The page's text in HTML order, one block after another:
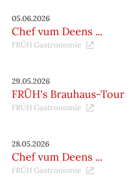
05.06.2026
Chef vum Deens ...
FRÜH Gastronomie
29.05.2026
FRÜH's Brauhaus-Tour
FRÜH Gastronomie
28.05.2026
Chef vum Deens ...
FRÜH Gastronomie